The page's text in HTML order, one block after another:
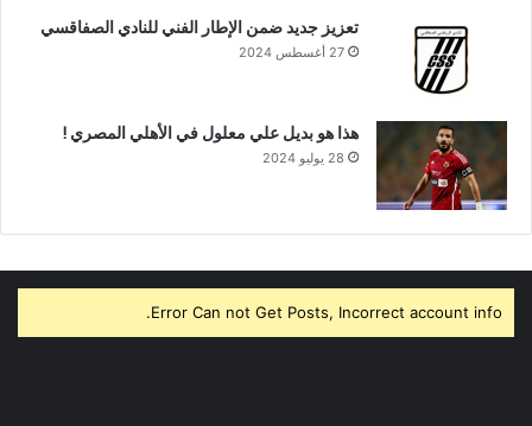
تعزيز جديد ضمن الإطار الفني للنادي الصفاقسي
27 أغسطس 2024
هذا هو بديل علي معلول في الأهلي المصري !
28 يوليو 2024
Error Can not Get Posts, Incorrect account info.